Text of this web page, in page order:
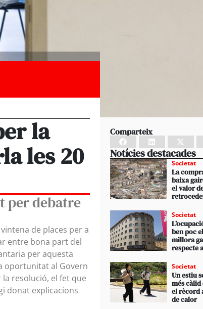
la
les 20
per debatre
de places per a
entre bona part del
per aquesta
oportunitat al Govern
resolució, el fet que
donat explicacions
Comparteix
Notícies destacades
Societat
La
baixa
el valor
Societat
ben poc
millora
respecte
Societat
Un estiu
més càlid
el rècord
de calor